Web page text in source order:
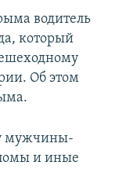
водитель
который
Об этом
мужчины-
и иные